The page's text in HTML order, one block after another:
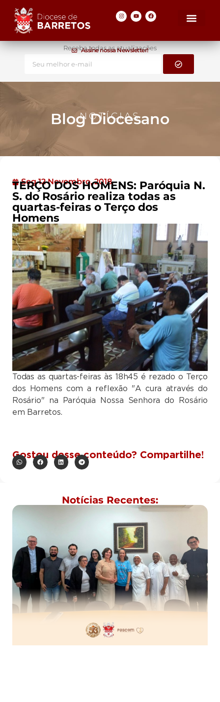
Assine nossa Newsletter!
Receba todas as atualizações
NOTÍCIAS
Blog Diocesano
Seg 12 Novembro, 2018
TERÇO DOS HOMENS: Paróquia N.
S. do Rosário realiza todas as
quartas-feiras o Terço dos
Homens
Todas as quartas-feiras às 18h45 é rezado o Terço
dos Homens com a reflexão "A cura através do
Rosário" na Paróquia Nossa Senhora do Rosário
em Barretos.
Gostou desse conteúdo? Compartilhe!
Notícias Recentes: